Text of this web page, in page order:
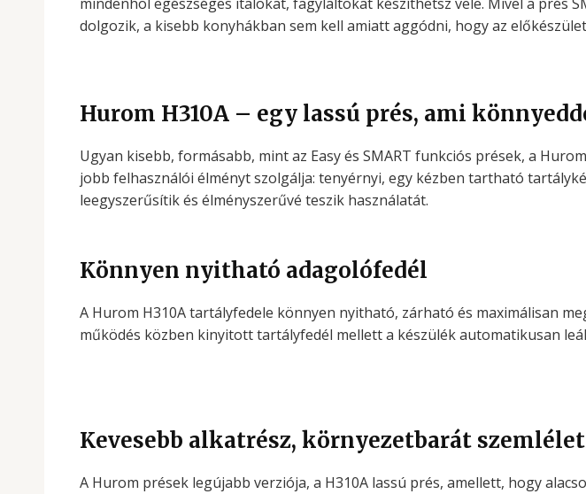
dolgozik, a kisebb konyhákban sem kell amiatt aggódni, hogy az
Hurom H310A – egy lassú prés, ami
Ugyan kisebb, formásabb, mint az Easy és SMART funkciós prések, a
jobb felhasználói élményt szolgálja: tenyérnyi, egy kézben tartható
leegyszerűsítik és élményszerűvé teszik használatát.
Könnyen nyitható adagolófedél
A Hurom H310A tartályfedele könnyen nyitható, zárható és maximálisan
működés közben kinyitott tartályfedél mellett a készülék automatikusan
Kevesebb alkatrész, környezetbarát
A Hurom prések legújabb verziója, a H310A lassú prés, amellett, hogy